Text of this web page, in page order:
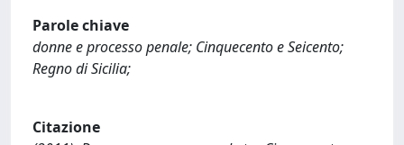
Parole chiave
donne e processo penale; Cinquecento e Seicento;
Regno di Sicilia;
Citazione